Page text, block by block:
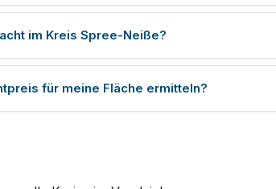
im Kreis Spree-Neiße?
für meine Fläche ermitteln?